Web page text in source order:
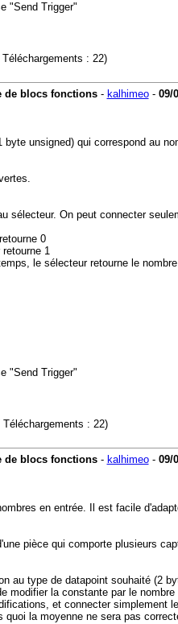
"Send Trigger"
: 22)
de blocs fonctions- kalhimeo- 09/
unsigned) qui correspond au
sélecteur. On peut connecter
0
1
le sélecteur retourne le
"Send Trigger"
: 22)
de blocs fonctions- kalhimeo- 09/
en entrée. Il est facile
pièce qui comporte plusieurs
au type de datapoint souhaité (2
modifier la constante par le
et connecter simplement
la moyenne ne sera pas